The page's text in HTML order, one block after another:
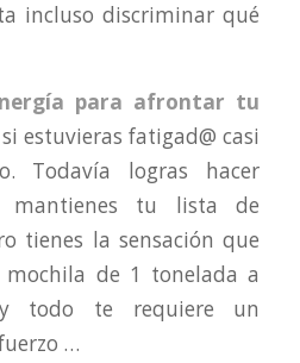
incluso discriminar qué
para afrontar tu
estuvieras fatigad@ casi
Todavía logras hacer
mantienes tu lista de
tienes la sensación que
mochila de 1 tonelada a
todo te requiere un
…